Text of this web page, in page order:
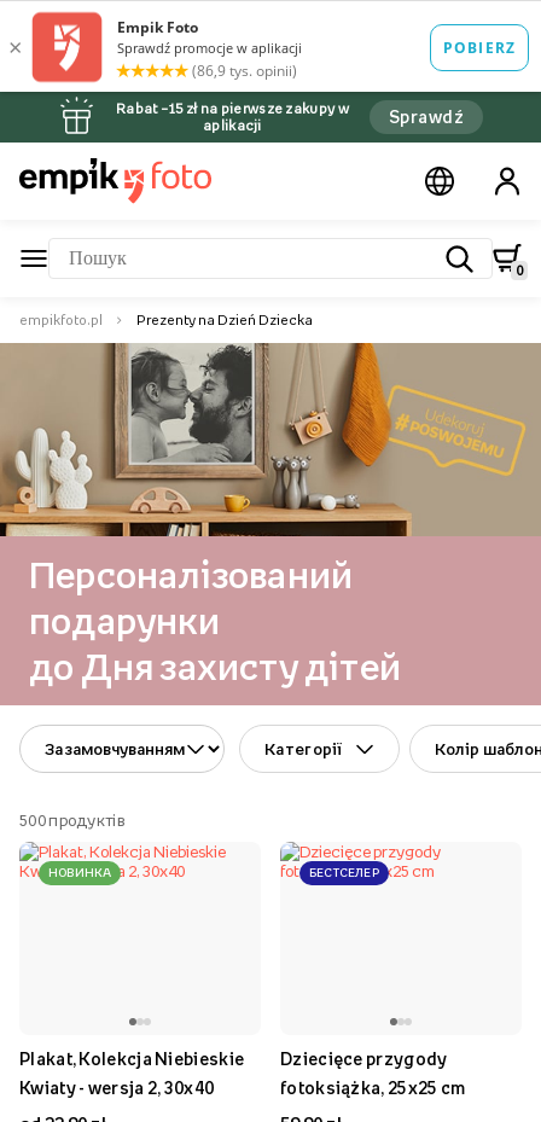
Rabat –15 zł na pierwsze zakupy w
aplikacji
Sprawdź
0
empikfoto.pl Prezenty na Dzień Dziecka
Персоналізований
подарунки
до Дня захисту дітей
Категорії Колір
500продуктів
НОВИНКА
Plakat, Kolekcja Niebieskie
Kwiaty - wersja 2, 30x40
БЕСТСЕЛЕР
Dziecięce przygody
fotoksiążka, 25x25 cm